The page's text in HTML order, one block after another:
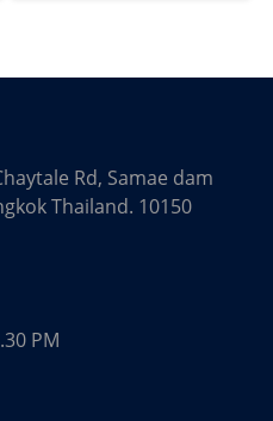
Rd, Samae dam
Thailand. 10150
PM